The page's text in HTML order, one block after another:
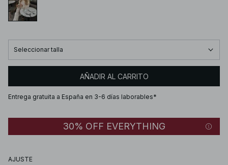
Seleccionar talla
AÑADIR AL CARRITO
Entrega gratuita a España en 3-6 días laborables*
30% OFF EVERYTHING
AJUSTE